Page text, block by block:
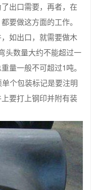
出口需要，再者，在
要做这方面的工作。
如出口，就需要做木
头数量大约不能超过一
量一般不可超过1吨。
个包装标记是要注明
要打上钢印并附有装